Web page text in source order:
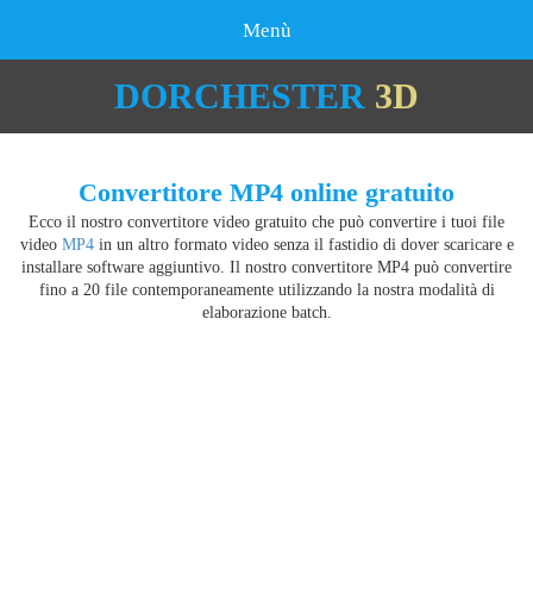
Menù
DORCHESTER 3D
Convertitore MP4 online gratuito
Ecco il nostro convertitore video gratuito che può convertire i tuoi file
video MP4in un altro formato video senza il fastidio di dover scaricare e
installare software aggiuntivo. Il nostro convertitore MP4 può convertire
fino a 20 file contemporaneamente utilizzando la nostra modalità di
elaborazione batch.